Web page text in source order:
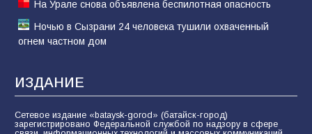
На Урале снова объявлена беспилотная опасность
Ночью в Сызрани 24 человека тушили охваченный
огнем частном дом
ИЗДАНИЕ
Сетевое издание «bataysk-gorod» (батайск-город)
зарегистрировано Федеральной службой по надзору в сфере